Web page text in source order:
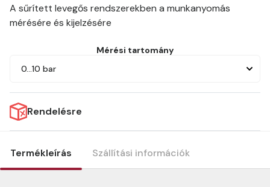
A sűrített levegős rendszerekben a munkanyomás
mérésére és kijelzésére
Mérési tartomány
0…10 bar
Rendelésre
Termékleírás Szállítási információk